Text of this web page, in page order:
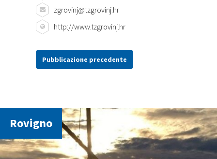
zgrovinj@tzgrovinj.hr
http://www.tzgrovinj.hr
Pubblicazione precedente
Rovigno